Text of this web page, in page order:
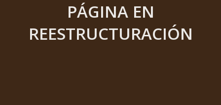
PÁGINA EN
REESTRUCTURACIÓN